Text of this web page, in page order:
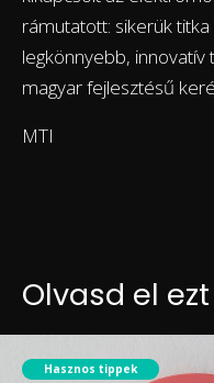
rámutatott: sikerük
legkönnyebb, innovatív
magyar fejlesztésű
MTI
Olvasd el
Hasznos tippek